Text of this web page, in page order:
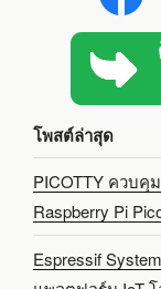
โพสต์ล่าสุด
PICOTTY ควบคุ
Raspberry Pi
Espressif